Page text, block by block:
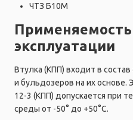
ЧТЗ Б10М
Применяемость
эксплуатации
Втулка (КПП) входит в
и бульдозеров на их основе.
12-3 (КПП) допускается при
среды от -50° до +50°C.